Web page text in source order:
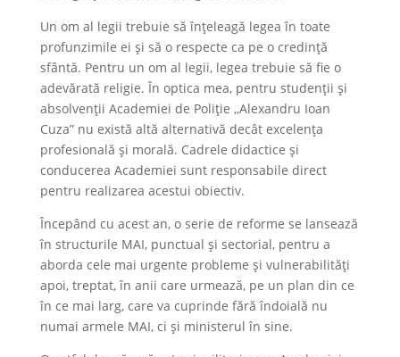
Un om al legii trebuie să înțeleagă legea în toate
profunzimile ei și să o respecte ca pe o credință
sfântă. Pentru un om al legii, legea trebuie să fie o
adevărată religie. În optica mea, pentru studenții și
absolvenții Academiei de Poliție ,,Alexandru Ioan
Cuza” nu există altă alternativă decât excelența
profesională și morală. Cadrele didactice și
conducerea Academiei sunt responsabile direct
pentru realizarea acestui obiectiv.
Începând cu acest an, o serie de reforme se lansează
în structurile MAI, punctual și sectorial, pentru a
aborda cele mai urgente probleme și vulnerabilități
apoi, treptat, în anii care urmează, pe un plan din ce
în ce mai larg, care va cuprinde fără îndoială nu
numai armele MAI, ci și ministerul în sine.